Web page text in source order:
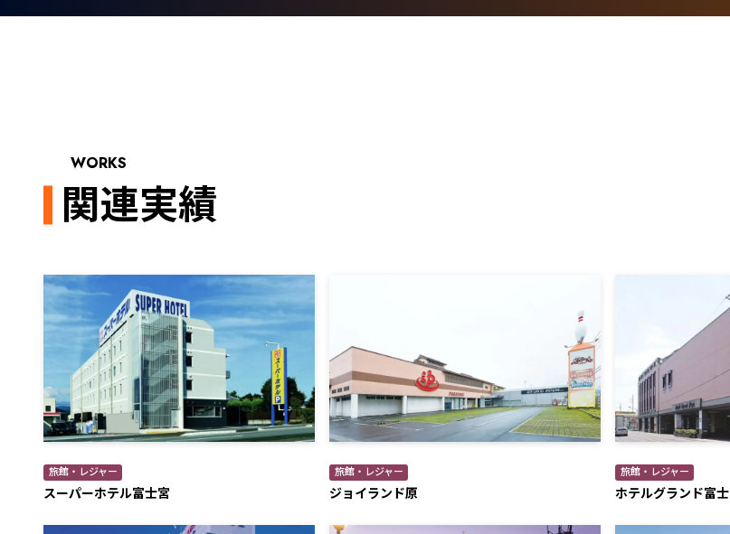
WORKS
関連実績
旅館・レジャー
スーパーホテル富士宮
旅館・レジャー
ジョイランド原
旅館・レジャー
ホテルグランド富士